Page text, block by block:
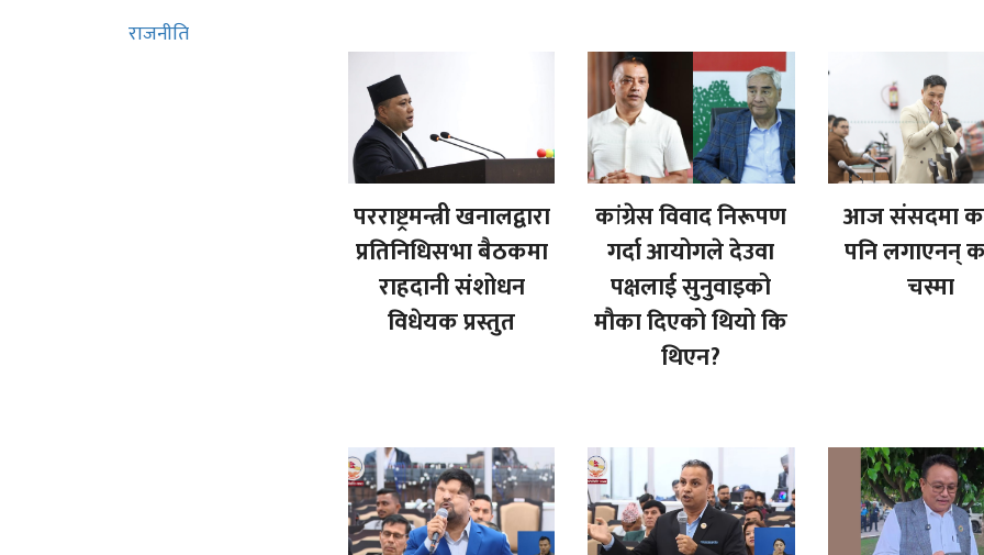
राजनीति
परराष्ट्रमन्त्री खनालद्वारा
प्रतिनिधिसभा बैठकमा
राहदानी संशोधन
विधेयक प्रस्तुत
कांग्रेस विवाद निरूपण
गर्दा आयोगले देउवा
पक्षलाई सुनुवाइको
मौका दिएको थियो कि
थिएन?
आज संसदमा
पनि लगाएनन्
चस्मा